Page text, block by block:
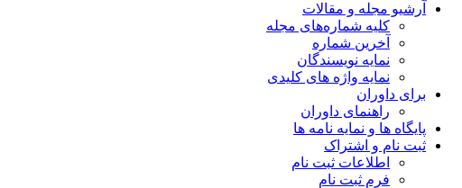
آرشیو مجله و مقالات
کلیه شماره‌های مجله
آخرین شماره
نمایه نویسندگان
نمایه واژه های کلیدی
برای داوران
راهنمای داوران
پایگاه ها و نمایه نامه ها
ثبت نام و اشتراک
اطلاعات ثبت نام
فرم ثبت نام